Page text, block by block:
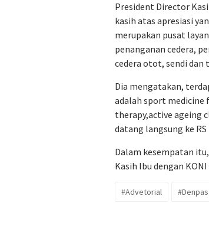
President Director
kasih atas apresiasi
merupakan pusat
penanganan cedera,
cedera otot, sendi dan
Dia mengatakan,
adalah sport
therapy,active ageing
datang langsung ke
Dalam kesempatan
Kasih Ibu dengan
#Advetorial